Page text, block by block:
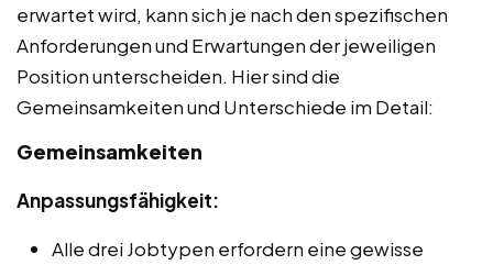
erwartet wird, kann sich je nach den spezifischen
Anforderungen und Erwartungen der jeweiligen
Position unterscheiden. Hier sind die
Gemeinsamkeiten und Unterschiede im Detail:
Gemeinsamkeiten
Anpassungsfähigkeit:
Alle drei Jobtypen erfordern eine gewisse